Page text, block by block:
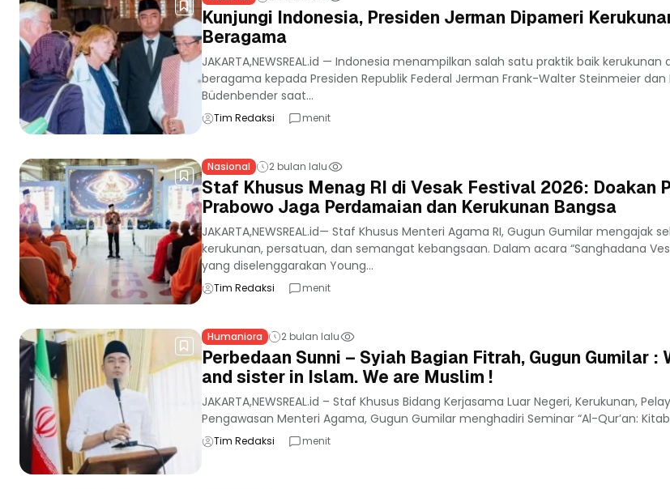
Kunjungi Indonesia, Presiden Jerman Dipameri
Beragama
JAKARTA,NEWSREAL.id — Indonesia menampilkan salah satu praktik baik
beragama kepada Presiden Republik Federal Jerman Frank-Walter Steinmeier dan
Büdenbender saat...
Tim Redaksi menit
Nasional 2 bulan lalu
Staf Khusus Menag RI di Vesak Festival 2026: Doakan
Prabowo Jaga Perdamaian dan Kerukunan Bangsa
JAKARTA,NEWSREAL.id— Staf Khusus Menteri Agama RI, Gugun Gumilar mengajak
kerukunan, persatuan, dan semangat kebangsaan. Dalam acara “Sanghadana
yang diselenggarakan Young...
Tim Redaksi menit
Humaniora 2 bulan lalu
Perbedaan Sunni – Syiah Bagian Fitrah, Gugun Gumilar :
and sister in Islam. We are Muslim !
JAKARTA,NEWSREAL.id – Staf Khusus Bidang Kerjasama Luar Negeri, Kerukunan,
Pengawasan Menteri Agama, Gugun Gumilar menghadiri Seminar “Al-Qur’an: Kitab
Tim Redaksi menit